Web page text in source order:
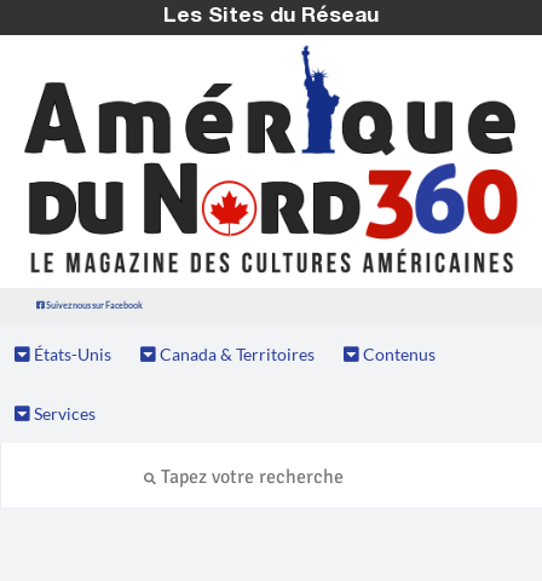
Les Sites du Réseau
Suivez nous sur Facebook
États-Unis Canada & Territoires Contenus
Services